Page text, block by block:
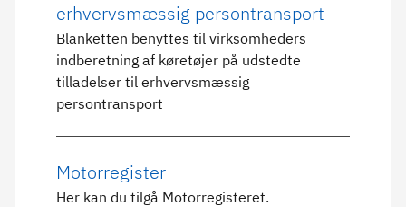
erhvervsmæssig persontransport
Blanketten benyttes til virksomheders
indberetning af køretøjer på udstedte
tilladelser til erhvervsmæssig
persontransport
Motorregister
Her kan du tilgå Motorregisteret.